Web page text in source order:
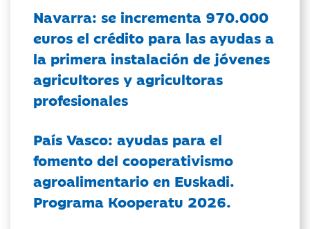
Navarra: se incrementa 970.000
euros el crédito para las ayudas a
la primera instalación de jóvenes
agricultores y agricultoras
profesionales
País Vasco: ayudas para el
fomento del cooperativismo
agroalimentario en Euskadi.
Programa Kooperatu 2026.